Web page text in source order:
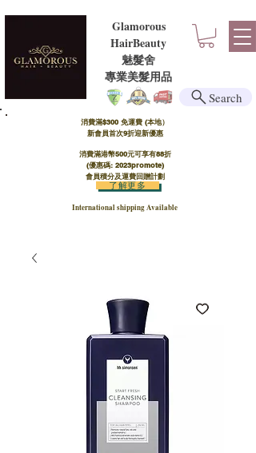
Glamorous
HairBeauty
魅髮舍
​​專業美髮用品
消費滿$300 免運費 (本地）​
新會員首次9折迎新優惠
消費滿港幣500元可享有88折
(優惠碼: 2023promote)
會員積分及運費回贈計劃
International shipping Available
了解更多
Search